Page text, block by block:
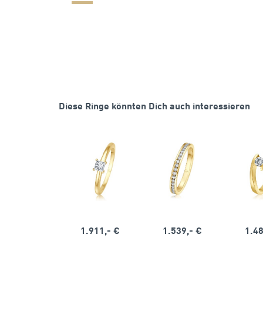
Diese Ringe könnten Dich auch interessieren
1.911,- € 1.539,- €